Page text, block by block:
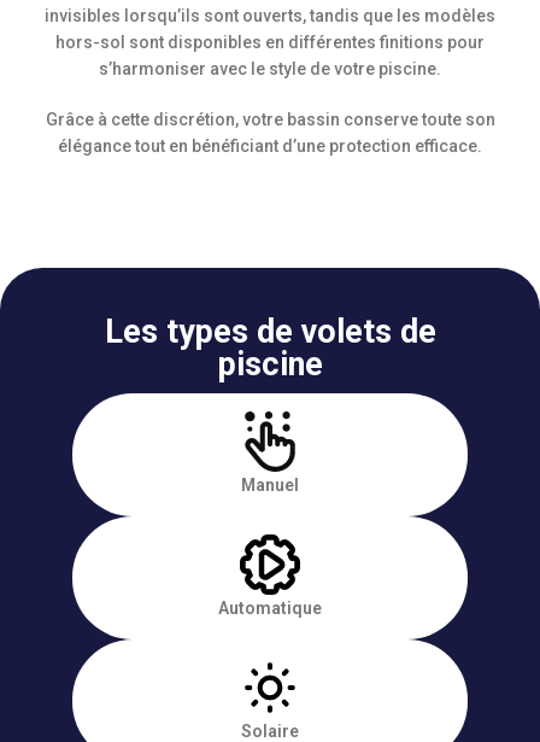
invisibles lorsqu’ils sont ouverts, tandis que les modèles
hors-sol sont disponibles en différentes finitions pour
s’harmoniser avec le style de votre piscine.
Grâce à cette discrétion, votre bassin conserve toute son
élégance tout en bénéficiant d’une protection efficace.
Les types de volets de
piscine
Manuel
Automatique
Solaire